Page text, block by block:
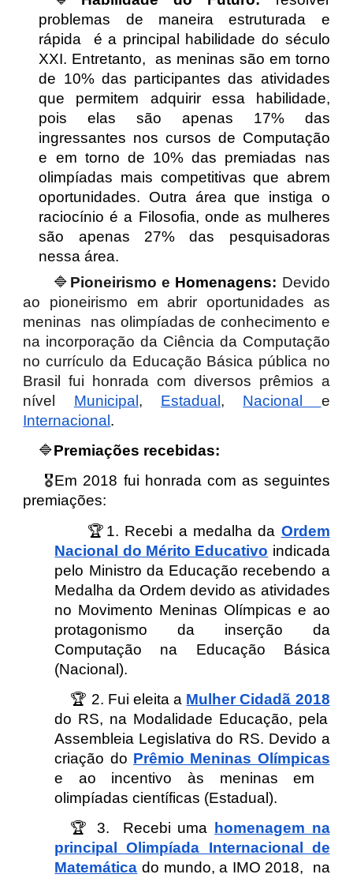
problemas de maneira estruturada e
rápida é a principal habilidade do século
XXI. Entretanto, as meninas são em torno
de 10% das participantes das atividades
que permitem adquirir essa habilidade,
pois elassão apenas 17% das
ingressantes nos cursos de Computação
e em torno de 10% das premiadas nas
olimpíadas mais competitivas que abrem
oportunidades. Outra área que instiga o
raciocínio é a Filosofia, onde as mulheres
são apenas 27% das pesquisadoras
nessa área.
🔷 Pioneirismo e Homenagens: Devido
ao pioneirismo em abrir oportunidades as
meninas nas olimpíadas de conhecimento e
na incorporação da Ciência da Computação
no currículo da Educação Básica pública no
Brasil fui honrada com diversos prêmios a
nível Municipal, Estadual, Nacional e
Internacional.
🔷Premiações recebidas:
🎖️Em 2018 fui honrada com as seguintes
premiações:
🏆1. Recebi a medalha da Ordem
Nacional do Mérito Educativo indicada
pelo Ministro da Educação recebendo a
Medalha da Ordem devido as atividades
no Movimento Meninas Olímpicas e ao
protagonismo da inserção da
Computação na Educação Básica
(Nacional).
🏆 2. Fui eleita a Mulher Cidadã 2018
do RS, na Modalidade Educação, pela
Assembleia Legislativa do RS. Devido a
criação do Prêmio Meninas Olímpicas
e ao incentivo às meninas em
olimpíadas científicas (Estadual).
🏆 3. Recebi uma
homenagem na
principal Olimpíada Internacional de
Matemática do mundo, a IMO 2018, na